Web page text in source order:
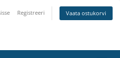
Registreeri Vaata ostukorvi